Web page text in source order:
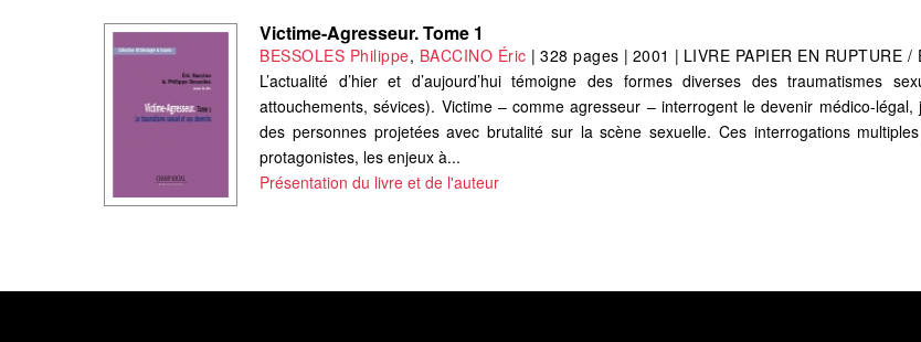
Victime-Agresseur. Tome 1
BESSOLES Philippe, BACCINO Éric |328 pages | 2001 | LIVRE PAPIER EN RUPTURE /
L’actualité d’hier et d’aujourd’hui témoigne des formes diverses des traumatismes
attouchements, sévices). Victime – comme agresseur – interrogent le devenir médico-légal,
des personnes projetées avec brutalité sur la scène sexuelle. Ces interrogations
protagonistes, les enjeux à...
Présentation du livre et de l'auteur